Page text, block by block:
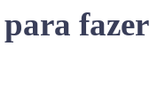
fazer